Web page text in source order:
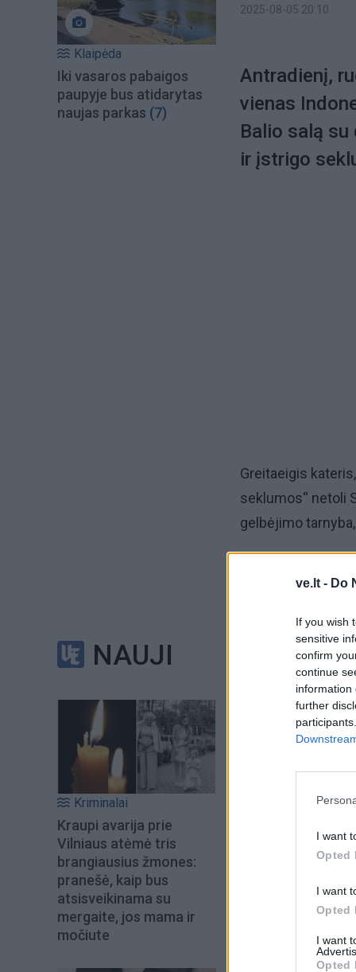
ve.lt - Do
If you wish
sensitive
confirm
continue
information
further
I want
Opted
I want
Opted
I want
Opted
Klaipėda
Iki vasaros pabaigos
paupyje bus atidarytas
naujas parkas (7)
NAUJI
Kriminalai
Kraupi avarija prie
Vilniaus atėmė tris
brangiausius žmones:
pranešė, kaip bus
atsisveikinama su
mergaite, jos mama ir
močiute
2025-08-05 20:10
Antradienį,
vienas
Balio salą
ir įstrigo
Greitaeigis
seklumos“ netoli
gelbėjimo
Balio provincijos